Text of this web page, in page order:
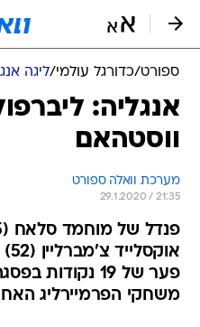
ספורט/כדורגל עולמי/ליגה
ווסטהאם
מערכת וואלה ספורט
29.1.2020 / 21:35
משחקי הפרמיירליג